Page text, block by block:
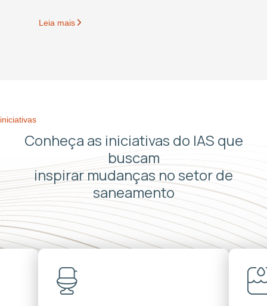
Leia mais
iniciativas
Conheça as iniciativas do IAS que
buscam
inspirar mudanças no setor de
saneamento